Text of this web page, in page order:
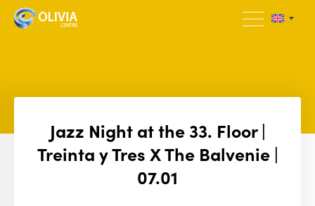
Jazz Night at the 33. Floor |
Treinta y Tres X The Balvenie |
07.01